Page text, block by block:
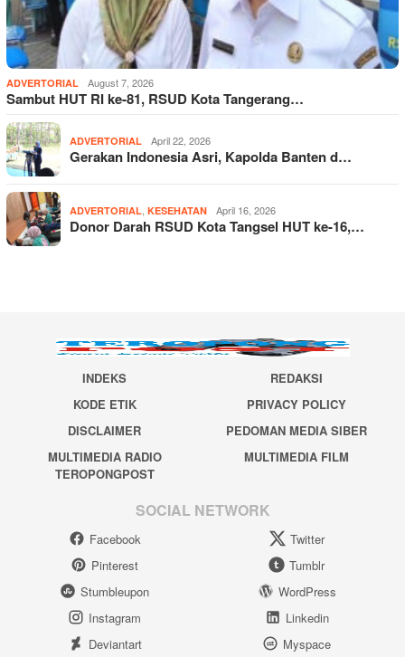
ADVERTORIAL August 7, 2026
Sambut HUT RI ke-81, RSUD Kota Tangerang…
ADVERTORIAL April 22, 2026
Gerakan Indonesia Asri, Kapolda Banten d…
ADVERTORIAL KESEHATAN April 16, 2026
Donor Darah RSUD Kota Tangsel HUT ke-16,…
INDEKS
REDAKSI
KODE ETIK
PRIVACY POLICY
DISCLAIMER
PEDOMAN MEDIA SIBER
MULTIMEDIA RADIO
TEROPONGPOST
MULTIMEDIA FILM
SOCIAL NETWORK
Facebook
Twitter
Pinterest
Tumblr
Stumbleupon
WordPress
Instagram
Linkedin
Deviantart
Myspace